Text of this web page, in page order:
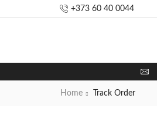
+373 60 40 0044
Home Track Order